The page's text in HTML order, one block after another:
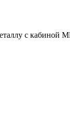
с кабиной